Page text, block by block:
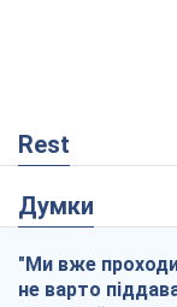
Rest
Думки
"Ми вже
не варто